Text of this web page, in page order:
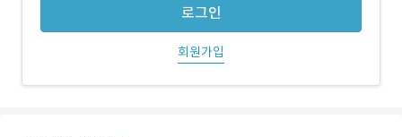
로그인
회원가입